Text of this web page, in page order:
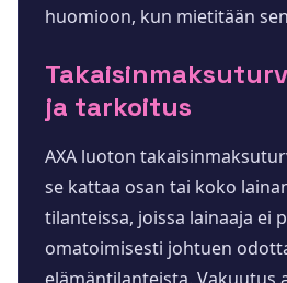
huomioon, kun mietitään
ja tarkoitus
AXA luoton
se kattaa osan tai koko
tilanteissa, joissa lainaaja ei
omatoimisesti johtuen